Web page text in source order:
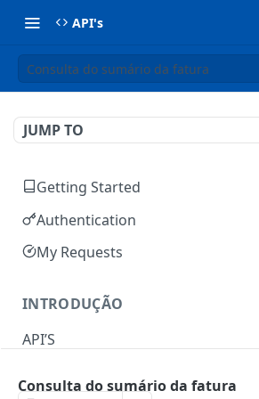
API's
Consulta do sumário da fatura
JUMP TO
Getting Started
Authentication
My Requests
INTRODUÇÃO
API’S
AUTENTICAÇÃO
Consulta do sumário da fatura